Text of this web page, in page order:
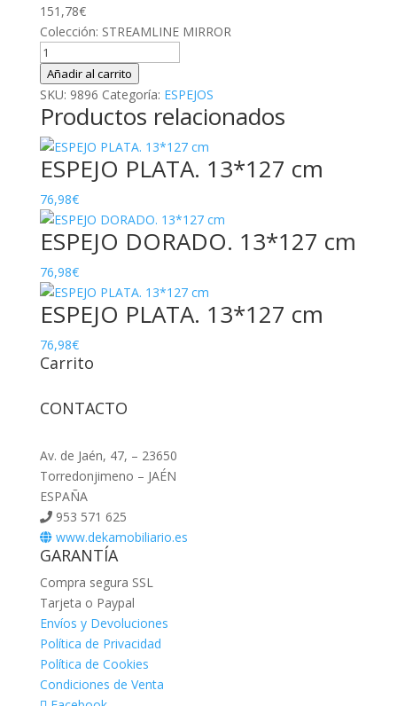
151,78€
Colección: STREAMLINE MIRROR
ESPEJO
CANTO
REDONDO
DORADO
60x80cm
cantidad
Añadir al carrito
SKU: 9896 Categoría: ESPEJOS
Productos relacionados
ESPEJO PLATA. 13*127 cm
76,98€
ESPEJO DORADO. 13*127 cm
76,98€
ESPEJO PLATA. 13*127 cm
76,98€
Carrito
CONTACTO
Av. de Jaén, 47, – 23650
Torredonjimeno – JAÉN
ESPAÑA
953 571 625
www.dekamobiliario.es
GARANTÍA
Compra segura SSL
Tarjeta o Paypal
Envíos y Devoluciones
Política de Privacidad
Política de Cookies
Condiciones de Venta